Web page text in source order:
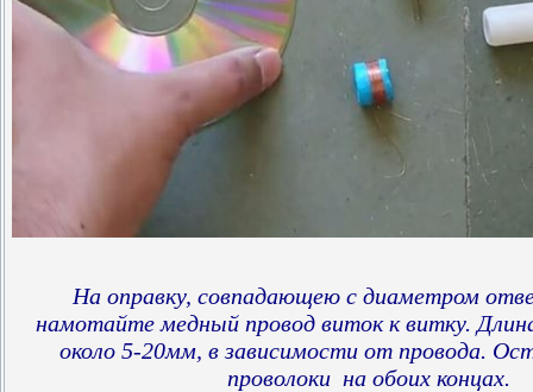
На оправку, совпадающею с диаметром
намотайте медный провод виток к витку.
около 5-20мм, в зависимости от провода.
проволоки на обоих концах.